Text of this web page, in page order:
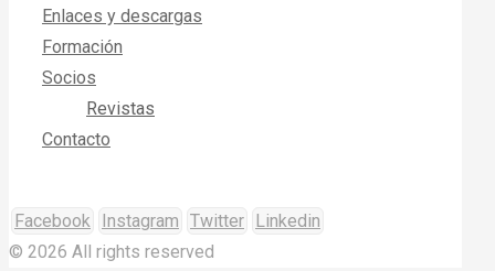
Enlaces y descargas
Formación
Socios
Revistas
Contacto
Facebook Instagram Twitter Linkedin
© 2026 All rights reserved